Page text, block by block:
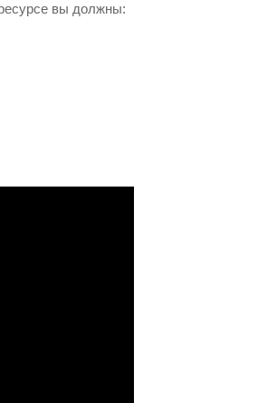
вы должны: